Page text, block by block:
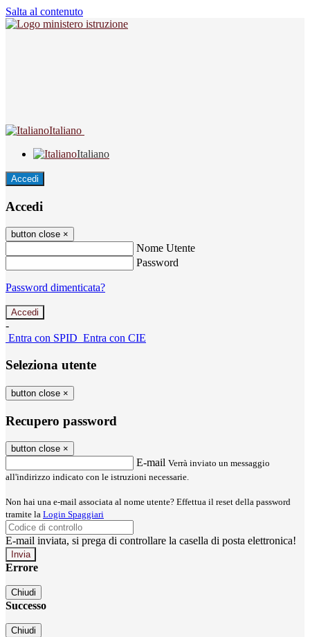
Salta al contenuto
Italiano
Italiano
Accedi
Accedi
button close ×
Nome Utente
Password
Password dimenticata?
-
Entra con SPID Entra con CIE
Seleziona utente
button close ×
Recupero password
button close ×
E-mail Verrà inviato un messaggio
all'indirizzo indicato con le istruzioni necessarie.
Non hai una e-mail associata al nome utente? Effettua il reset della password
tramite la Login Spaggiari
E-mail inviata, si prega di controllare la casella di posta elettronica!
Errore
Chiudi
Successo
Chiudi